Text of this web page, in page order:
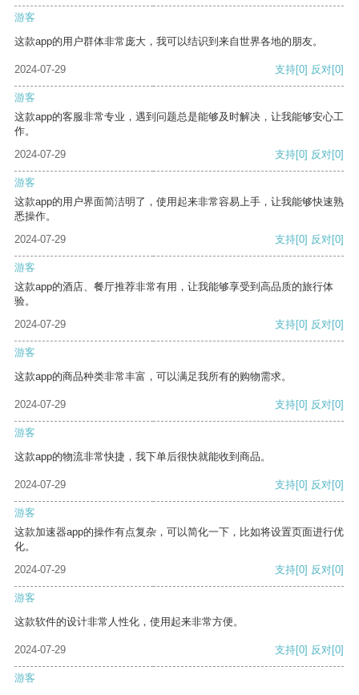
游客
这款app的用户群体非常庞大，我可以结识到来自世界各地的朋友。
2024-07-29 支持[0] 反对[0]
游客
这款app的客服非常专业，遇到问题总是能够及时解决，让我能够安心工
作。
2024-07-29
支持[0] 反对[0]
游客
这款app的用户界面简洁明了，使用起来非常容易上手，让我能够快速熟
悉操作。
2024-07-29
支持[0] 反对[0]
游客
这款app的酒店、餐厅推荐非常有用，让我能够享受到高品质的旅行体
验。
2024-07-29
支持[0] 反对[0]
游客
这款app的商品种类非常丰富，可以满足我所有的购物需求。
2024-07-29 支持[0] 反对[0]
游客
这款app的物流非常快捷，我下单后很快就能收到商品。
2024-07-29 支持[0] 反对[0]
游客
这款加速器app的操作有点复杂，可以简化一下，比如将设置页面进行优
化。
2024-07-29
支持[0] 反对[0]
游客
这款软件的设计非常人性化，使用起来非常方便。
2024-07-29 支持[0] 反对[0]
游客